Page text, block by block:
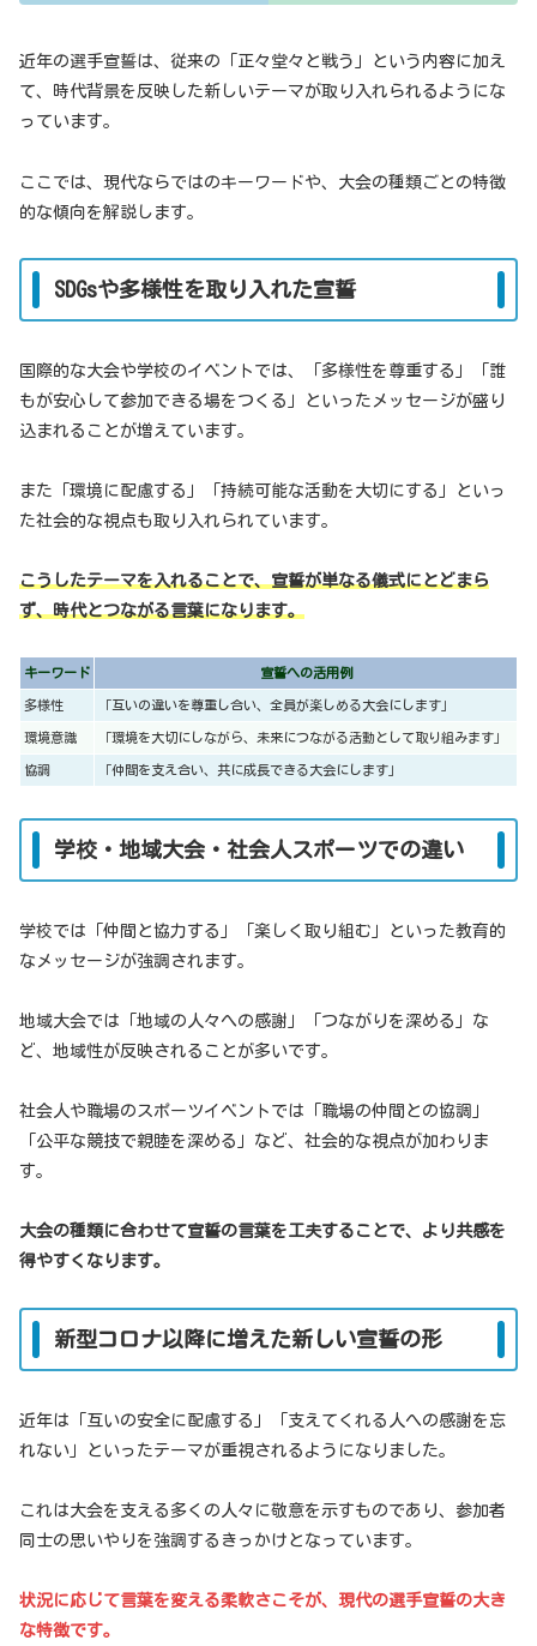
近年の選手宣誓は、従来の「正々堂々と戦う」という内容に加え
て、時代背景を反映した新しいテーマが取り入れられるようにな
っています。
ここでは、現代ならではのキーワードや、大会の種類ごとの特徴
的な傾向を解説します。
SDGsや多様性を取り入れた宣誓
国際的な大会や学校のイベントでは、「多様性を尊重する」「誰
もが安心して参加できる場をつくる」といったメッセージが盛り
込まれることが増えています。
また「環境に配慮する」「持続可能な活動を大切にする」といっ
た社会的な視点も取り入れられています。
こうしたテーマを入れることで、宣誓が単なる儀式にとどまら
ず、時代とつながる言葉になります。
キーワード 宣誓への活用例
多様性 「互いの違いを尊重し合い、全員が楽しめる大会にします」
環境意識 「環境を大切にしながら、未来につながる活動として取り組みます」
協調 「仲間を支え合い、共に成長できる大会にします」
学校・地域大会・社会人スポーツでの違い
学校では「仲間と協力する」「楽しく取り組む」といった教育的
なメッセージが強調されます。
地域大会では「地域の人々への感謝」「つながりを深める」な
ど、地域性が反映されることが多いです。
社会人や職場のスポーツイベントでは「職場の仲間との協調」
「公平な競技で親睦を深める」など、社会的な視点が加わりま
す。
大会の種類に合わせて宣誓の言葉を工夫することで、より共感を
得やすくなります。
新型コロナ以降に増えた新しい宣誓の形
近年は「互いの安全に配慮する」「支えてくれる人への感謝を忘
れない」といったテーマが重視されるようになりました。
これは大会を支える多くの人々に敬意を示すものであり、参加者
同士の思いやりを強調するきっかけとなっています。
状況に応じて言葉を変える柔軟さこそが、現代の選手宣誓の大き
な特徴です。